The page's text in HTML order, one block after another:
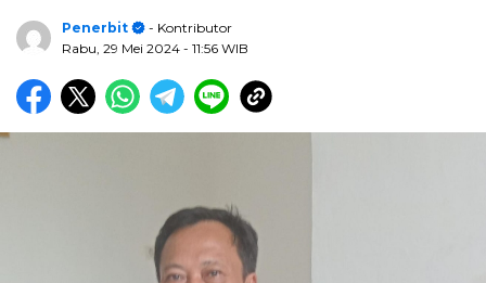
Penerbit
- Kontributor
Rabu, 29 Mei 2024 - 11:56 WIB